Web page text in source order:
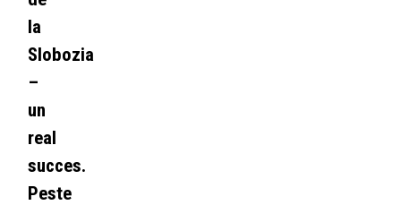
la
Slobozia
–
un
real
succes.
Peste